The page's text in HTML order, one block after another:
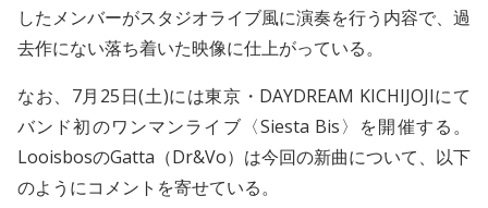
したメンバーがスタジオライブ風に演奏を行う内容で、過
去作にない落ち着いた映像に仕上がっている。
なお、7月25日(土)には東京・DAYDREAM KICHIJOJIにて
バンド初のワンマンライブ〈Siesta Bis〉を開催する。
LooisbosのGatta（Dr&Vo）は今回の新曲について、以下
のようにコメントを寄せている。